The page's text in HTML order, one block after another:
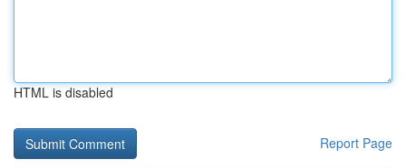
HTML is disabled
Report Page